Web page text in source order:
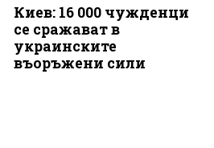
Киев: 16 000 чужденци
се сражават в
украинските
въоръжени сили